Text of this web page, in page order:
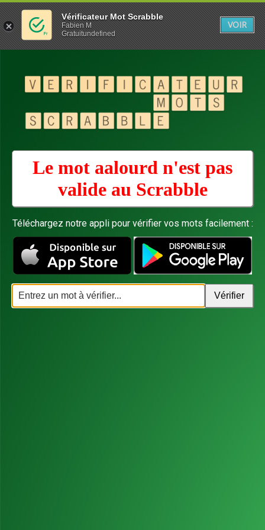
Le mot aalourd n'est pas
valide au Scrabble
Téléchargez notre appli pour vérifier vos mots facilement :
Vérificateur Mot Scrabble
Fabien M
Gratuitundefined
VOIR